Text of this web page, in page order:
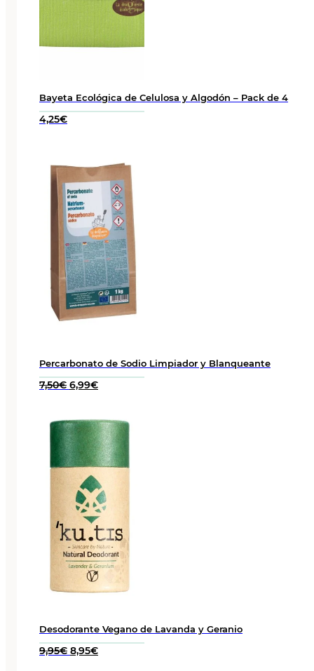
Bayeta Ecológica de Celulosa y Algodón – Pack de 4
4,25€
Percarbonato de Sodio Limpiador y Blanqueante
7,50€ El
era:
7,50€.
6,99€El
es:
6,99€.
Desodorante Vegano de Lavanda y Geranio
9,95€ El
8,95€El